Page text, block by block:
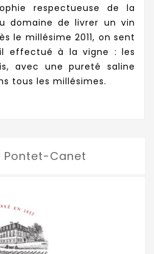
respectueuse de la
domaine de livrer un vin
le millésime 2011, on sent
effectué à la vigne : les
avec une pureté saline
tous les millésimes.
Pontet-Canet